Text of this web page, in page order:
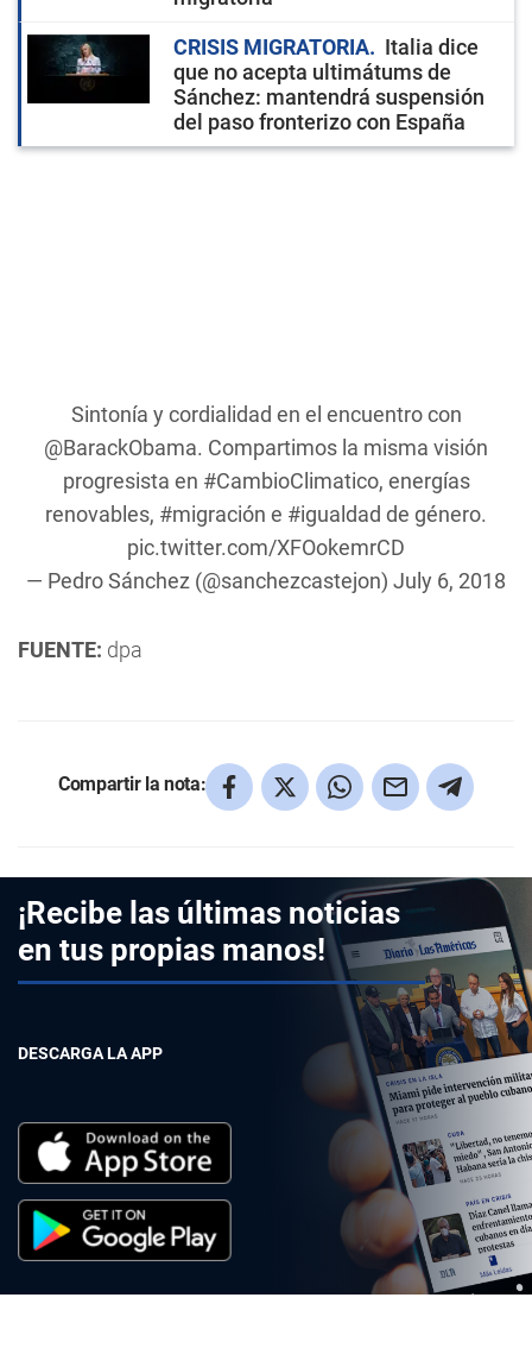
CRISIS MIGRATORIA
Italia dice
que no acepta ultimátums de
Sánchez: mantendrá suspensión
del paso fronterizo con España
Sintonía y cordialidad en el encuentro con
@BarackObama. Compartimos la misma visión
progresista en #CambioClimatico, energías
renovables, #migración e #igualdad de género.
pic.twitter.com/XFOokemrCD
— Pedro Sánchez (@sanchezcastejon) July 6, 2018
FUENTE: dpa
Compartir la nota:
¡Recibe las últimas noticias
en tus propias manos!
DESCARGA LA APP